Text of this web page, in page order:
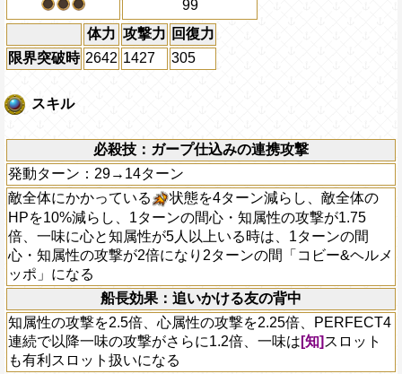
99
体力 攻撃力 回復力
限界突破時 2642 1427 305
スキル
必殺技：ガープ仕込みの連携攻撃
発動ターン：29→14ターン
敵全体にかかっている
状態を4ターン減らし、敵全体の
HPを10%減らし、1ターンの間心・知属性の攻撃が1.75
倍、一味に心と知属性が5人以上いる時は、1ターンの間
心・知属性の攻撃が2倍になり2ターンの間「コビー&ヘルメ
ッポ」になる
船長効果：追いかける友の背中
知属性の攻撃を2.5倍、心属性の攻撃を2.25倍、PERFECT4
連続で以降一味の攻撃がさらに1.2倍、一味は [知]スロット
も有利スロット扱いになる